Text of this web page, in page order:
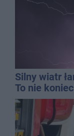
Silny wiatr
To nie